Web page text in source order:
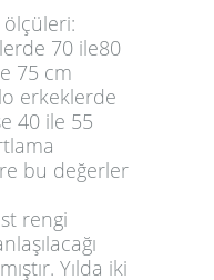
70 ile80
75 cm
erkeklerde
40 ile 55
bu değerler
rengi
Yılda iki